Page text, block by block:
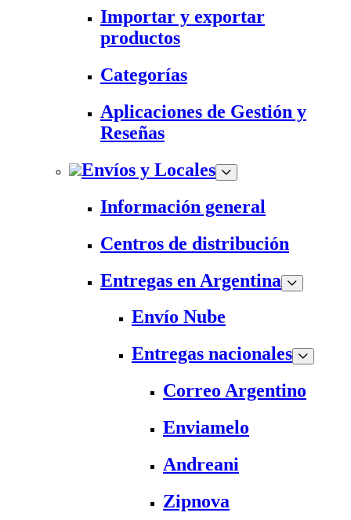
Importar y exportar
productos
Categorías
Aplicaciones de Gestión y
Reseñas
Envíos y Locales
Información general
Centros de distribución
Entregas en Argentina
Envío Nube
Entregas nacionales
Correo Argentino
Enviamelo
Andreani
Zipnova